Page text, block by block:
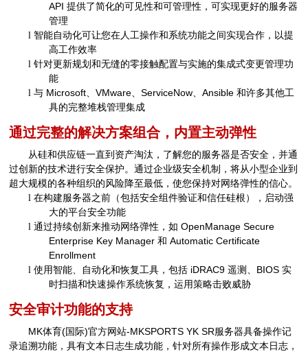
API 提供了简化的可见性和可管理性，可实现更好的服务器
管理
l 智能自动化可让您在人工操作和系统功能之间实现合作，以提
高工作效率
l 针对更新规划和无缝的零接触配置与实施的集成式变更管理功
能
l 与 Microsoft、VMware、ServiceNow、Ansible和许多其他工
具的完整堆栈管理集成
通过完整的解决方案组合，内置主动弹性
从硅和供应链一直到资产淘汰，了解您的服务器是否安全，并通
过创新的技术进行安全保护。通过企业级安全机制，将从小型企业到
超大规模的各种组织的风险降至最低，使您保持对网络弹性的信心。
l 在构建服务器之前（包括安全组件验证和信任硅根），启动强
大的平台安全功能
l 通过持续创新来推动网络弹性，如 OpenManage Secure
Enterprise Key Manager 和 Automatic Certificate
Enrollment
l 使用智能、自动化和恢复工具，包括 iDRAC9遥测、 BIOS实
时扫描和快速操作系统恢复，运用策略击败威胁
安全审计功能的支持
MK体育(国际)官方网站-MKSPORTSYK SR服务器具备操作记
录追溯功能，具有文本日志生成功能，针对所有操作形成文本日志，